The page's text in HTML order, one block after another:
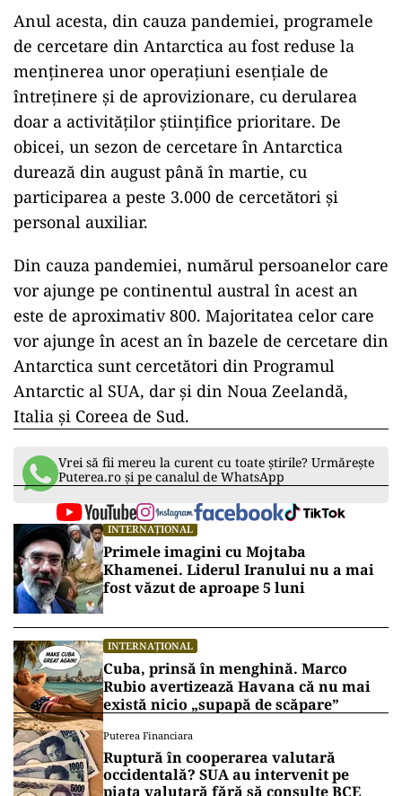
Anul acesta, din cauza pandemiei, programele
de cercetare din Antarctica au fost reduse la
menţinerea unor operaţiuni esenţiale de
întreţinere şi de aprovizionare, cu derularea
doar a activităţilor ştiinţifice prioritare. De
obicei, un sezon de cercetare în Antarctica
durează din august până în martie, cu
participarea a peste 3.000 de cercetători şi
personal auxiliar.
Din cauza pandemiei, numărul persoanelor care
vor ajunge pe continentul austral în acest an
este de aproximativ 800. Majoritatea celor care
vor ajunge în acest an în bazele de cercetare din
Antarctica sunt cercetători din Programul
Antarctic al SUA, dar şi din Noua Zeelandă,
Italia şi Coreea de Sud.
Vrei să fii mereu la curent cu toate știrile? Urmărește
Puterea.ro și pe canalul de WhatsApp
INTERNAȚIONAL
Primele imagini cu Mojtaba
Khamenei. Liderul Iranului nu a mai
fost văzut de aproape 5 luni
INTERNAȚIONAL
Cuba, prinsă în menghină. Marco
Rubio avertizează Havana că nu mai
există nicio „supapă de scăpare”
Puterea Financiara
Ruptură în cooperarea valutară
occidentală? SUA au intervenit pe
piața valutară fără să consulte BCE